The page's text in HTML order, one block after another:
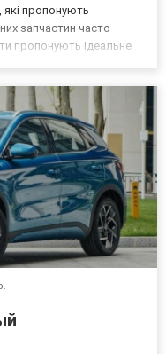
які пропонують
запчастин часто
пропонують ідеальне